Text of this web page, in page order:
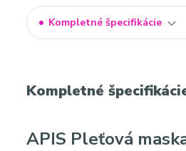
Kompletné špecifikácie
Kompletné
APIS Pleťová